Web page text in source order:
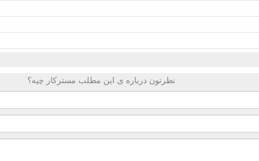
نظرتون درباره ی این مطلب مسترکار چیه؟